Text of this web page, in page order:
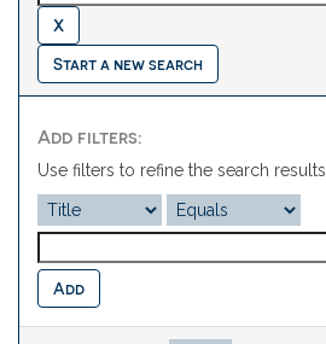
Start a new search
Add filters:
Use filters to refine the search results.